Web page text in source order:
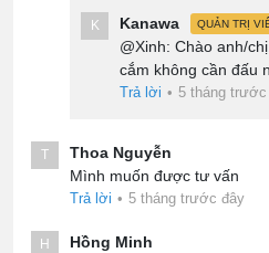
K Kanawa QUẢN TRỊ
@Xinh: Chào anh/
cắm không cần đấu
Trả lời • 5 tháng
T
Thoa Nguyễn
Mình muốn được tư vấn
Trả lời • 5 tháng trước đây
H
Hồng Minh